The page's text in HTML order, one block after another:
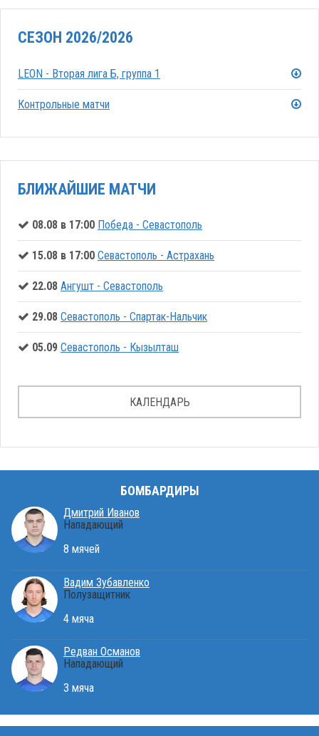
СЕЗОН 2026/2026
LEON - Вторая лига Б, группа 1
Контрольные матчи
БЛИЖАЙШИЕ МАТЧИ
08.08 в 17:00 Победа - Севастополь
15.08 в 17:00 Севастополь - Астрахань
22.08 Ангушт - Севастополь
29.08 Севастополь - Спартак-Нальчик
05.09 Севастополь - Кызылташ
КАЛЕНДАРЬ
БОМБАРДИРЫ
Дмитрий Иванов
Нападающий
8 мячей
Вадим Зубавленко
Полузащитник
4 мяча
Редван Османов
Нападающий
3 мяча